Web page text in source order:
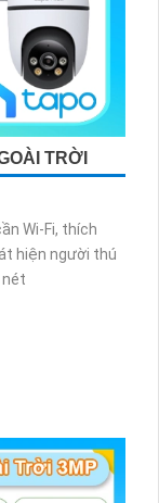
TRỜI
Wi-Fi, thích
nét